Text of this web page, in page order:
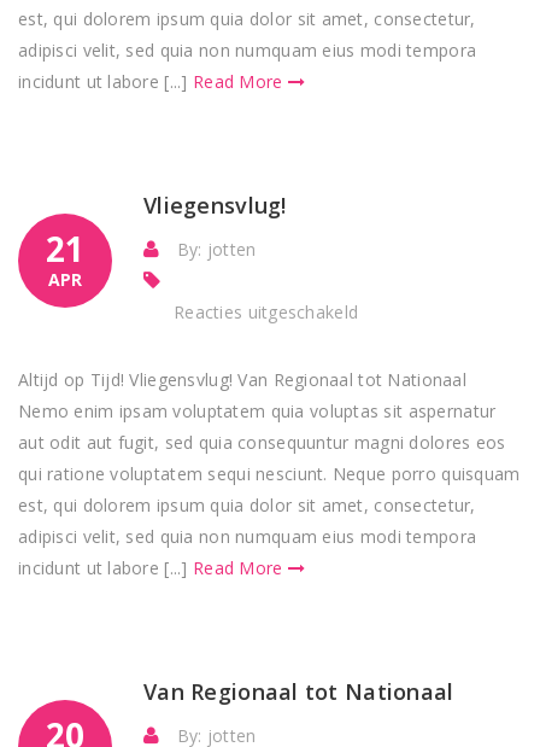
est, qui dolorem ipsum quia dolor sit amet, consectetur,
adipisci velit, sed quia non numquam eius modi tempora
incidunt ut labore [...] Read More
21
APR
Vliegensvlug!
By: jotten
Reacties uitgeschakeld
Altijd op Tijd! Vliegensvlug! Van Regionaal tot Nationaal
Nemo enim ipsam voluptatem quia voluptas sit aspernatur
aut odit aut fugit, sed quia consequuntur magni dolores eos
qui ratione voluptatem sequi nesciunt. Neque porro quisquam
est, qui dolorem ipsum quia dolor sit amet, consectetur,
adipisci velit, sed quia non numquam eius modi tempora
incidunt ut labore [...] Read More
20
Van Regionaal tot Nationaal
By: jotten